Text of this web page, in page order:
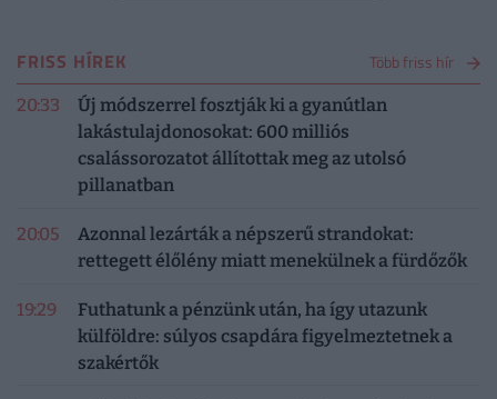
FRISS HÍREK Több friss hír
20:33
Új módszerrel fosztják ki a gyanútlan
lakástulajdonosokat: 600 milliós
csalássorozatot állítottak meg az utolsó
pillanatban
20:05
Azonnal lezárták a népszerű strandokat:
rettegett élőlény miatt menekülnek a fürdőzők
19:29
Futhatunk a pénzünk után, ha így utazunk
külföldre: súlyos csapdára figyelmeztetnek a
szakértők